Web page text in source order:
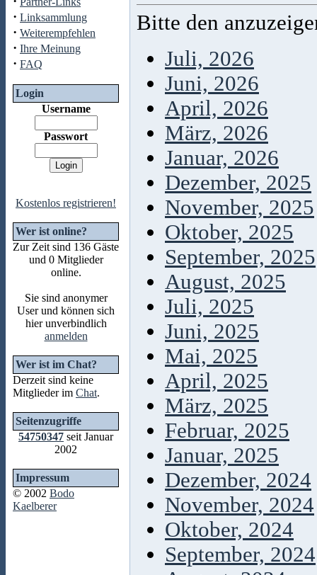
· Linksammlung
· Weiterempfehlen
· Ihre Meinung
· FAQ
Login
Username
Passwort
Kostenlos registrieren!
Wer ist online?
Zur Zeit sind 136 Gäste
und 0 Mitglieder
online.
Sie sind anonymer
User und können sich
hier unverbindlich
anmelden
Wer ist im Chat?
Derzeit sind keine
Mitglieder im Chat.
Seitenzugriffe
54750347 seit Januar
2002
Impressum
© 2002 Bodo
Kaelberer
Bitte den
Juli, 2026
Juni, 2026
April, 2026
März, 2026
Januar, 2026
Dezember, 2025
November, 2025
Oktober, 2025
September, 2025
August, 2025
Juli, 2025
Juni, 2025
Mai, 2025
April, 2025
März, 2025
Februar, 2025
Januar, 2025
Dezember, 2024
November, 2024
Oktober, 2024
September, 2024